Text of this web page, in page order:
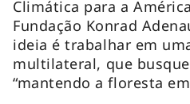
Climática para a
Fundação Konrad
ideia é trabalhar em
multilateral, que
“mantendo a floresta